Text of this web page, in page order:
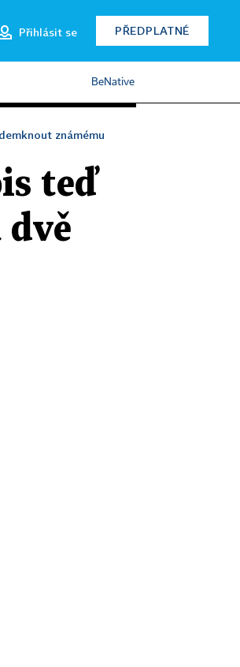
Přihlásit se PŘEDPLATNÉ
BeNative
známému
teď